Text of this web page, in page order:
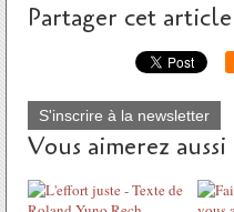
Partager cet article
S'inscrire à la newsletter
Vous aimerez aussi